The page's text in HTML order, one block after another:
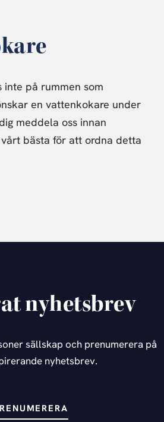
inte på rummen som
en vattenkokare under
meddela oss innan
vårt bästa för att ordna detta
nyhetsbrev
sällskap och prenumerera på
nyhetsbrev.